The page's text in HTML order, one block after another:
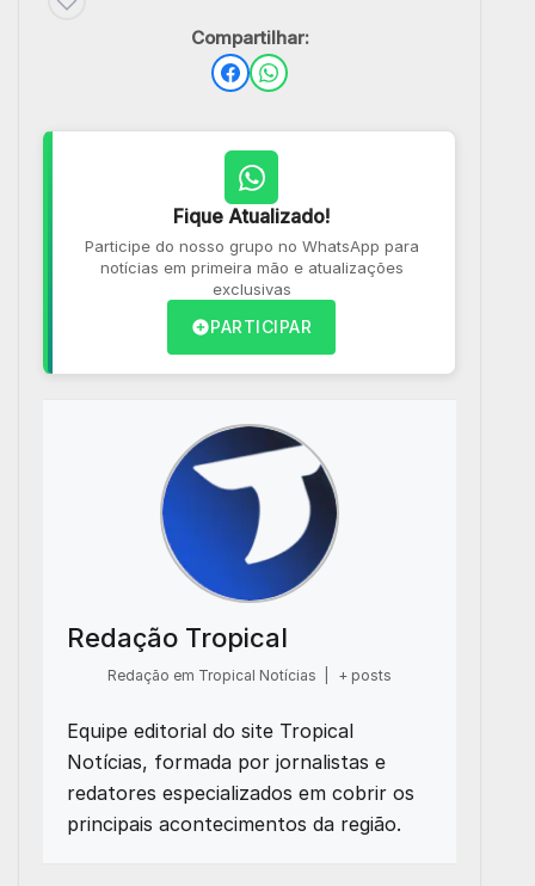
Compartilhar:
Fique Atualizado!
Participe do nosso grupo no WhatsApp para
notícias em primeira mão e atualizações
exclusivas
PARTICIPAR
Redação Tropical
Redação em Tropical Notícias + posts
Equipe editorial do site Tropical
Notícias, formada por jornalistas e
redatores especializados em cobrir os
principais acontecimentos da região.